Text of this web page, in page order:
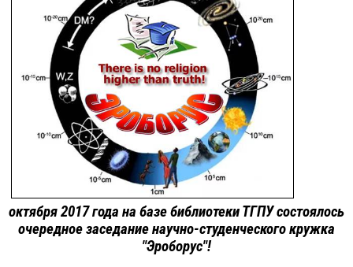
октября 2017 года на базе библиотеки ТГПУ состоялось
очередное заседание научно-студенческого кружка
"Эроборус"!